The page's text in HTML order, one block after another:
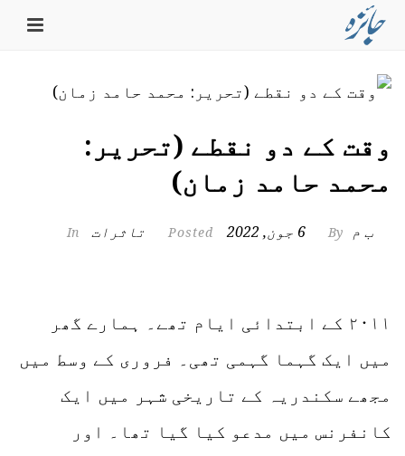
وقت کے دو نقطے (تحریر:
محمد حامد زمان)
By ب م 6 جون, 2022 تاثرات
۲۰۱۱ کے ابتدائی ایام تھے۔ ہمارے گھر
میں ایک گہما گہمی تھی۔ فروری کے وسط میں
مجھے سکندریہ کے تاریخی شہر میں ایک
کانفرنس میں مدعو کیا گیا تھا۔ اور